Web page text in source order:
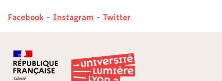
Facebook - Instagram - Twitter